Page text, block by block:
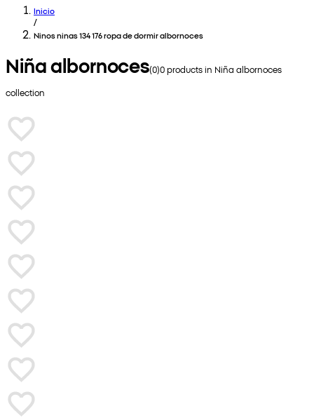
Inicio
/
Ninos ninas 134 176 ropa de dormir albornoces
Niña albornoces(0)0products in Niña albornoces
collection